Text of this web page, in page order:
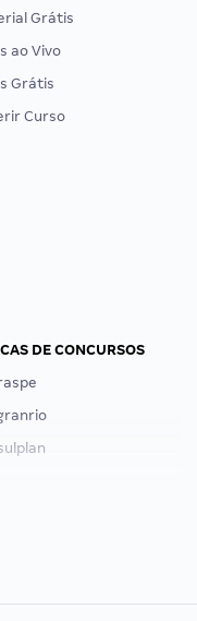
Grátis
ao Vivo
Grátis
Curso
DE CONCURSOS